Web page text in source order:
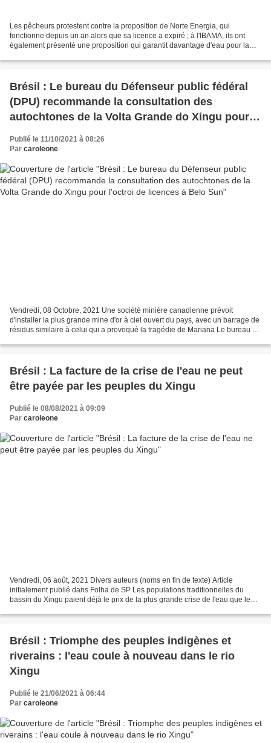
Les pêcheurs protestent contre la proposition de Norte Energia, qui
fonctionne depuis un an alors que sa licence a expiré ; à l'IBAMA, ils ont
également présenté une proposition qui garantit davantage d'eau pour la
Brésil : Le bureau du Défenseur public fédéral
(DPU) recommande la consultation des
autochtones de la Volta Grande do Xingu pour
Publié le 11/10/2021 à 08:26
Par caroleone
Vendredi, 08 Octobre, 2021 Une société minière canadienne prévoit
d'installer la plus grande mine d'or à ciel ouvert du pays, avec un barrage de
résidus similaire à celui qui a provoqué la tragédie de Mariana Le bureau du
Brésil : La facture de la crise de l'eau ne peut
être payée par les peuples du Xingu
Publié le 08/08/2021 à 09:09
Par caroleone
Vendredi, 06 août, 2021 Divers auteurs (noms en fin de texte) Article
initialement publié dans Folha de SP Les populations traditionnelles du
bassin du Xingu paient déjà le prix de la plus grande crise de l'eau que le
Brésil : Triomphe des peuples indigènes et
riverains : l'eau coule à nouveau dans le rio
Xingu
Publié le 21/06/2021 à 06:44
Par caroleone